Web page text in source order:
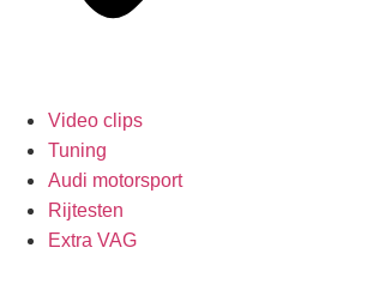
Video clips
Tuning
Audi motorsport
Rijtesten
Extra VAG